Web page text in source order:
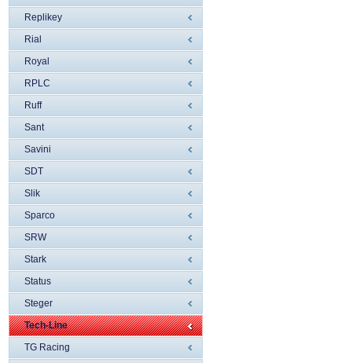
Replikey
Rial
Royal
RPLC
Ruff
Sant
Savini
SDT
Slik
Sparco
SRW
Stark
Status
Steger
Tech-Line
TG Racing